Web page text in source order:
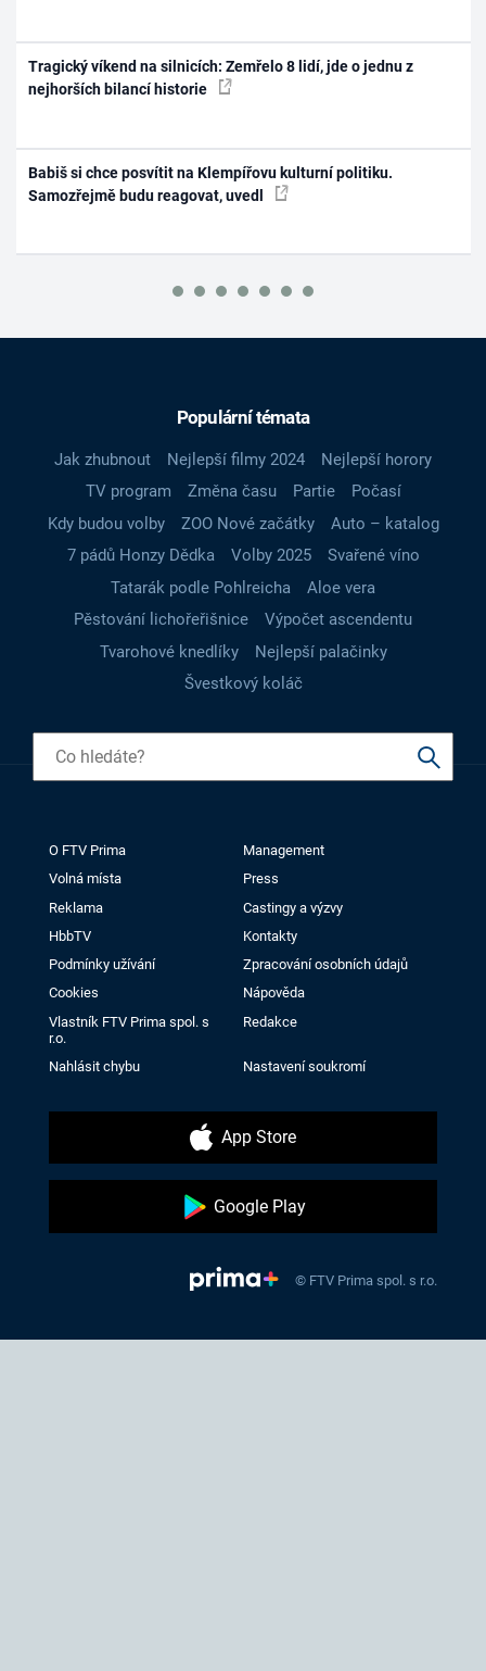
Tragický víkend na silnicích: Zemřelo 8 lidí, jde o jednu z
nejhorších bilancí historie
Babiš si chce posvítit na Klempířovu kulturní politiku.
Samozřejmě budu reagovat, uvedl
Populární témata
Jak zhubnout Nejlepší filmy 2024
Nejlepší horory
TV program
Změna času Partie
Počasí
Kdy budou volby
ZOO Nové začátky
Auto – katalog
7 pádů Honzy Dědka
Volby 2025
Svařené víno
Tatarák podle Pohlreicha
Aloe vera
Pěstování lichořeřišnice
Výpočet ascendentu
Tvarohové knedlíky
Nejlepší palačinky
Švestkový koláč
O FTV Prima
Management
Volná místa
Press
Reklama
Castingy a výzvy
HbbTV
Kontakty
Podmínky užívání
Zpracování osobních údajů
Cookies
Nápověda
Vlastník FTV Prima spol. s
r.o.
Redakce
Nahlásit chybu Nastavení soukromí
App Store
Google Play
© FTV Prima spol. s r.o.